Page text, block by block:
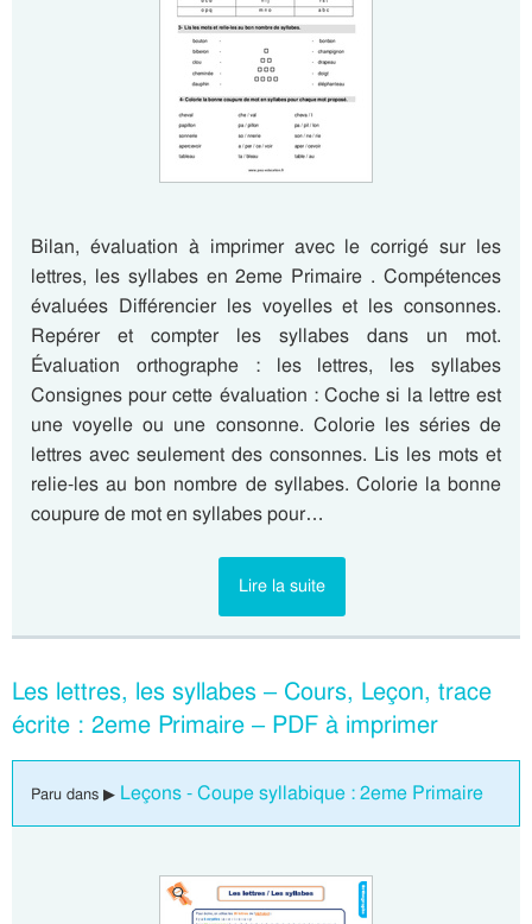
Bilan, évaluation à imprimer avec le corrigé sur les
lettres, les syllabes en 2eme Primaire . Compétences
évaluées Différencier les voyelles et les consonnes.
Repérer et compter les syllabes dans un mot.
Évaluation orthographe : les lettres, les syllabes
Consignes pour cette évaluation : Coche si la lettre est
une voyelle ou une consonne. Colorie les séries de
lettres avec seulement des consonnes. Lis les mots et
relie-les au bon nombre de syllabes. Colorie la bonne
coupure de mot en syllabes pour…
Lire la suite
Les lettres, les syllabes – Cours, Leçon, trace
écrite : 2eme Primaire – PDF à imprimer
Paru dans ▶ Leçons - Coupe syllabique : 2eme Primaire